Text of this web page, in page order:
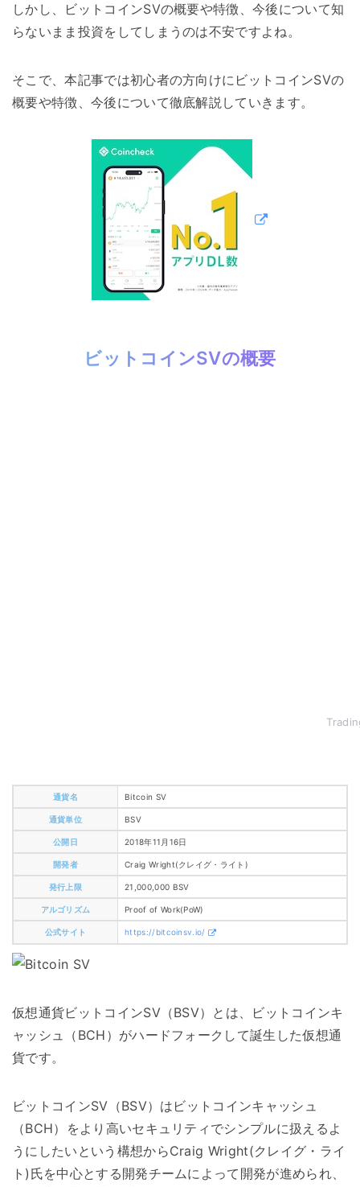
しかし、ビットコインSVの概要や特徴、今後について知
らないまま投資をしてしまうのは不安ですよね。
そこで、本記事では初心者の方向けにビットコインSVの
概要や特徴、今後について徹底解説していきます。
ビットコインSVの概要
通貨名 Bitcoin SV
通貨単位 BSV
公開日 2018年11月16日
開発者 Craig Wright(クレイグ・ライト)
発行上限 21,000,000 BSV
アルゴリズム Proof of Work(PoW)
公式サイト https://bitcoinsv.io/
仮想通貨ビットコインSV（BSV）とは、ビットコインキ
ャッシュ（BCH）がハードフォークして誕生した仮想通
貨です。
ビットコインSV（BSV）はビットコインキャッシュ
（BCH）をより高いセキュリティでシンプルに扱えるよ
うにしたいという構想からCraig Wright(クレイグ・ライ
ト)氏を中心とする開発チームによって開発が進められ、